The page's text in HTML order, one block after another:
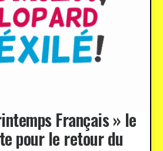
Français » le
pour le retour du